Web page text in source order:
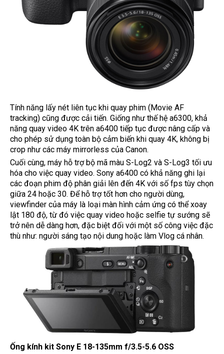
Tính năng lấy nét liên tục khi quay phim (Movie AF
tracking) cũng được cải tiến. Giống như thế hệ a6300, khả
năng quay video 4K trên a6400 tiếp tục được nâng cấp và
cho phép sử dụng toàn bộ cảm biến khi quay 4K, không bị
crop như các máy mirrorless của Canon.
Cuối cùng, máy hỗ trợ bộ mã màu S-Log2 và S-Log3 tối ưu
hóa cho việc quay video. Sony a6400 có khả năng ghi lại
các đoạn phim độ phân giải lên đến 4K với số fps tùy chọn
giữa 24 hoặc 30. Để hỗ trợ tốt hơn cho người dùng,
viewfinder của máy là loại màn hình cảm ứng có thể xoay
lật 180 độ, từ đó việc quay video hoặc selfie tự sướng sẽ
trở nên dễ dàng hơn, đặc biệt đối với một số công việc đặc
thù như: người sáng tạo nội dung hoặc làm Vlog cá nhân.
Ống kính kit Sony E 18-135mm f/3.5-5.6 OSS